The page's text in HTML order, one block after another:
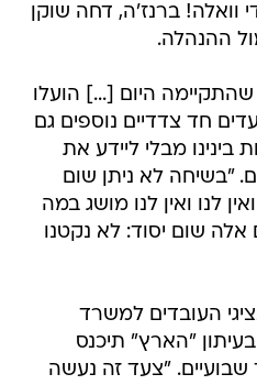
וואלה! ברנז'ה, דחה שוקן
ההנהלה.
היום [...] הועלו
חד צדדיים נוספים גם
מבלי ליידע את
"בשיחה לא ניתן שום
לנו ואין לנו מושג במה
אלה שום יסוד: לא נקטנו
העובדים למשרד
"הארץ" תיכנס
שבועיים. "צעד זה נעשה